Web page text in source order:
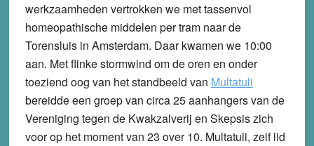
werkzaamheden vertrokken we met tassenvol
homeopathische middelen per tram naar de
Torensluis in Amsterdam. Daar kwamen we 10:00
aan. Met flinke stormwind om de oren en onder
toeziend oog van het standbeeld van Multatuli
bereidde een groep van circa 25 aanhangers van de
Vereniging tegen de Kwakzalverij en Skepsis zich
voor op het moment van 23 over 10. Multatuli, zelf lid